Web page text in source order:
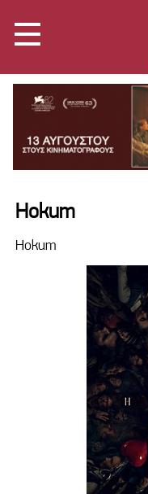
Hokum
Hokum